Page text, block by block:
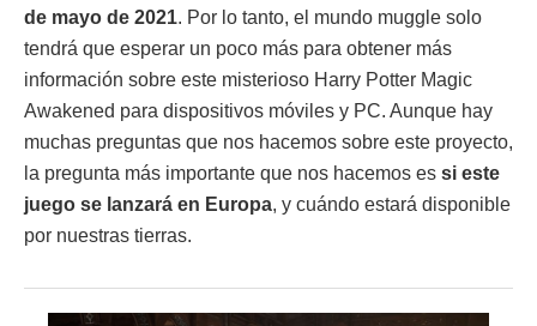
de mayo de 2021. Por lo tanto, el mundo muggle solo
tendrá que esperar un poco más para obtener más
información sobre este misterioso Harry Potter Magic
Awakened para dispositivos móviles y PC. Aunque hay
muchas preguntas que nos hacemos sobre este proyecto,
la pregunta más importante que nos hacemos es si este
juego se lanzará en Europa, y cuándo estará disponible
por nuestras tierras.